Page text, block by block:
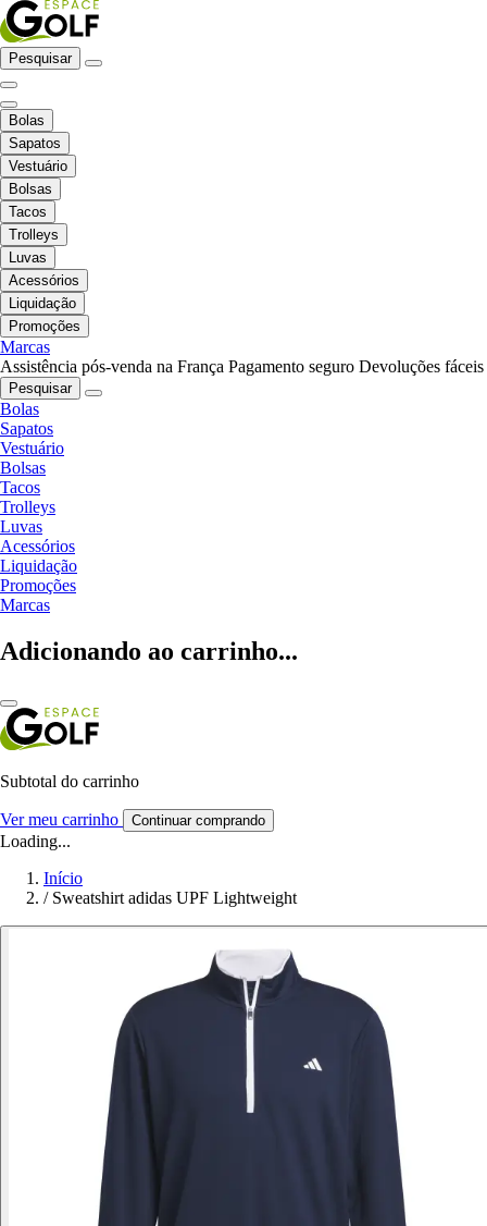
Pesquisar
Bolas
Sapatos
Vestuário
Bolsas
Tacos
Trolleys
Luvas
Acessórios
Liquidação
Promoções
Marcas
Assistência pós-venda na França Pagamento seguro Devoluções fáceis
Pesquisar
Bolas
Sapatos
Vestuário
Bolsas
Tacos
Trolleys
Luvas
Acessórios
Liquidação
Promoções
Marcas
Adicionando ao carrinho...
Subtotal do carrinho
Ver meu carrinho Continuar comprando
Loading...
Início
/ Sweatshirt adidas UPF Lightweight